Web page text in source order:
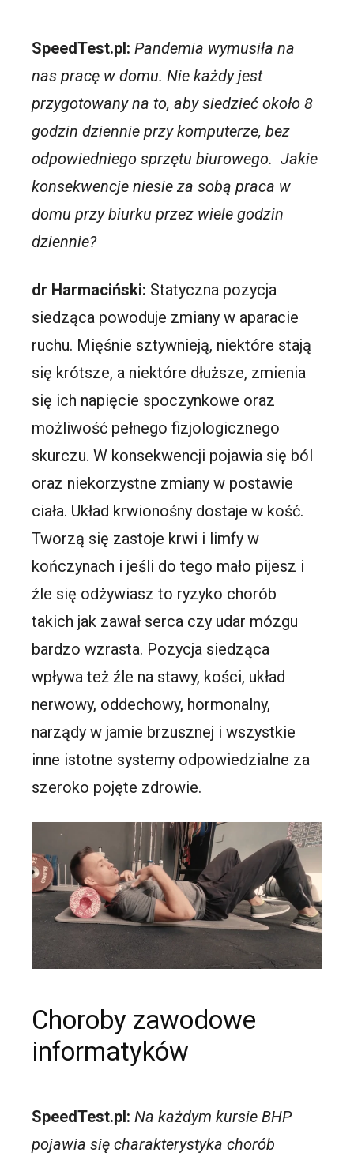
SpeedTest.pl: Pandemia wymusiła na
nas pracę w domu. Nie każdy jest
przygotowany na to, aby siedzieć około 8
godzin dziennie przy komputerze, bez
odpowiedniego sprzętu biurowego. Jakie
konsekwencje niesie za sobą praca w
domu przy biurku przez wiele godzin
dziennie?
dr Harmaciński: Statyczna pozycja
siedząca powoduje zmiany w aparacie
ruchu. Mięśnie sztywnieją, niektóre stają
się krótsze, a niektóre dłuższe, zmienia
się ich napięcie spoczynkowe oraz
możliwość pełnego fizjologicznego
skurczu. W konsekwencji pojawia się ból
oraz niekorzystne zmiany w postawie
ciała. Układ krwionośny dostaje w kość.
Tworzą się zastoje krwi i limfy w
kończynach i jeśli do tego mało pijesz i
źle się odżywiasz to ryzyko chorób
takich jak zawał serca czy udar mózgu
bardzo wzrasta. Pozycja siedząca
wpływa też źle na stawy, kości, układ
nerwowy, oddechowy, hormonalny,
narządy w jamie brzusznej i wszystkie
inne istotne systemy odpowiedzialne za
szeroko pojęte zdrowie.
Choroby zawodowe
informatyków
SpeedTest.pl: Na każdym kursie BHP
pojawia się charakterystyka chorób